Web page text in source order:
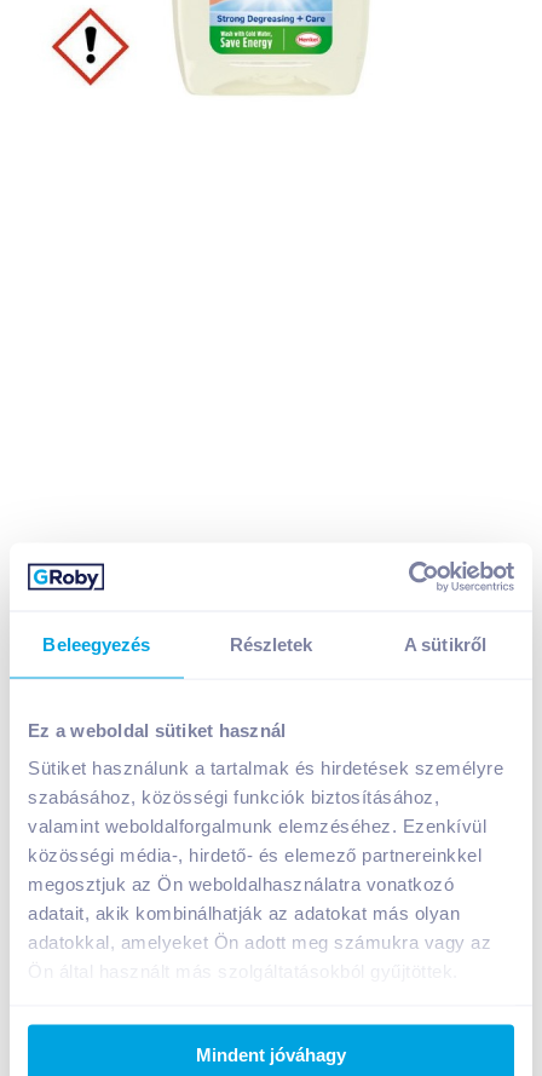
Beleegyezés Részletek A sütikről
Ez a weboldal sütiket használ
Sütiket használunk a tartalmak és hirdetések személyre
szabásához, közösségi funkciók biztosításához,
valamint weboldalforgalmunk elemzéséhez. Ezenkívül
közösségi média-, hirdető- és elemező partnereinkkel
megosztjuk az Ön weboldalhasználatra vonatkozó
adatait, akik kombinálhatják az adatokat más olyan
adatokkal, amelyeket Ön adott meg számukra vagy az
Mindent jóváhagy
Pur Balsam Aloe Vera kézi mosogatószer 450 ml
899 Ft /
Nettó eladási ár: 708Ft / db(27% áfa)
KosárbaKosárba
1 karton = 20 db
+1 karton a kosárba
Bevásárlólistához adom